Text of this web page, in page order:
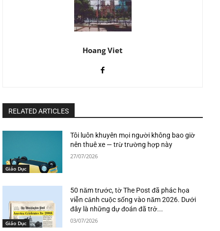
Hoang Viet
RELATED ARTICLES
Giáo Dục
Tôi luôn khuyên mọi người không bao giờ
nên thuê xe — trừ trường hợp này
27/07/2026
Giáo Dục
50 năm trước, tờ The Post đã phác họa
viễn cảnh cuộc sống vào năm 2026. Dưới
đây là những dự đoán đã trở...
03/07/2026